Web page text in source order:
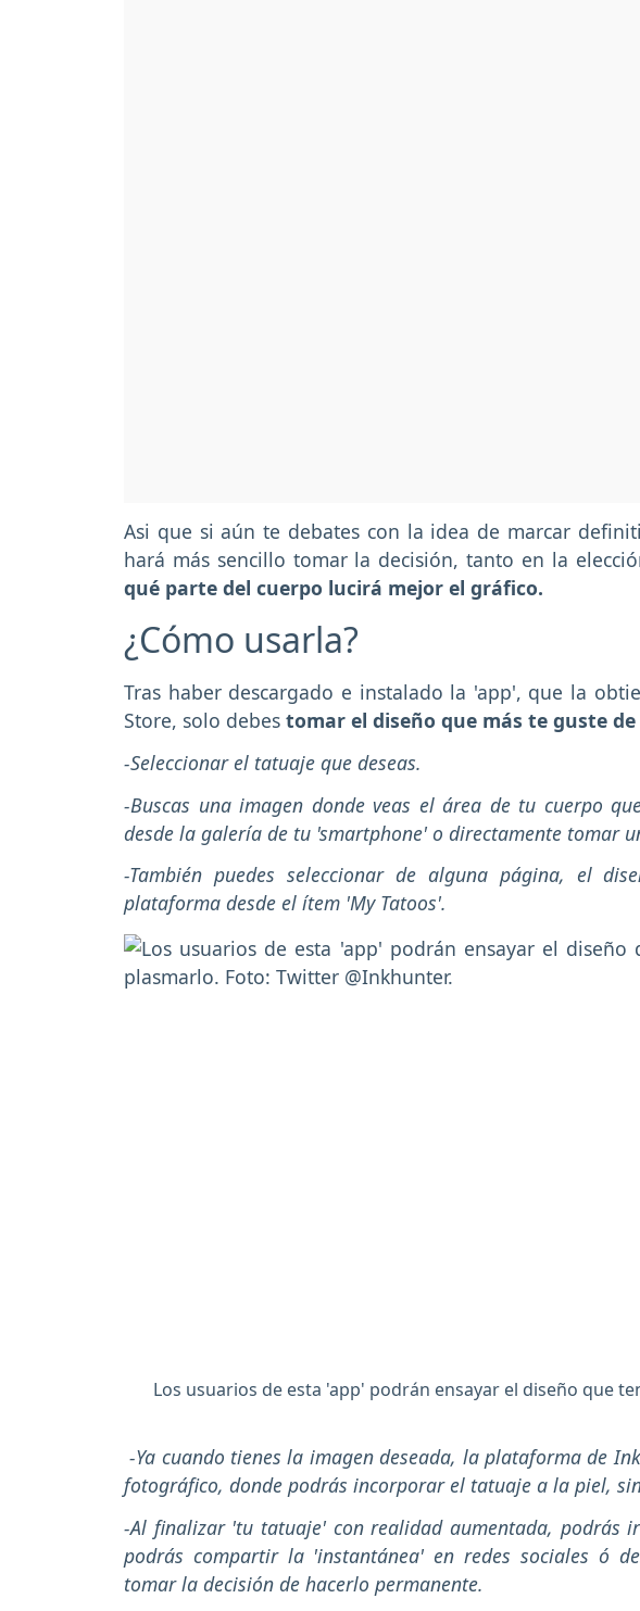
Asi que si aún te debates con la idea de marcar
hará más sencillo tomar la decisión, tanto en la
qué parte del cuerpo lucirá mejor el gráfico.
¿Cómo usarla?
Tras haber descargado e instalado la 'app', que la
Store, solo debes tomar el diseño que más te guste
-Seleccionar el tatuaje que deseas.
-Buscas una imagen donde veas el área de tu cuerpo
desde la galería de tu 'smartphone' o directamente tomar
-También puedes seleccionar de alguna página, el
plataforma desde el ítem 'My Tatoos'.
Los usuarios de esta 'app' podrán ensayar el diseño que
-Ya cuando tienes la imagen deseada, la plataforma de
fotográfico, donde podrás incorporar el tatuaje a la piel,
-Al finalizar 'tu tatuaje' con realidad aumentada, podrás
podrás compartir la 'instantánea' en redes sociales ó
tomar la decisión de hacerlo permanente.